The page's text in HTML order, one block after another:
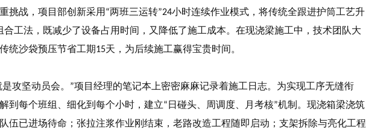
挑战，项目部创新采用 “两班三运转”24小时连续作业模式，将传统全跟进护筒工艺升
合工法，既减少了设备占用时间，又降低了施工成本。在现浇梁施工中，技术团队大
统沙袋预压节省工期15天，为后续施工赢得宝贵时间。
攻坚动员会。 ”项目经理的笔记本上密密麻麻记录着施工日志。为实现工序无缝衔
到每个班组、细化到每个小时，建立“ 日碰头、周调度、月考核”机制。现浇箱梁浇筑
伍已进场待命；张拉注浆作业刚结束，老路改造工程随即启动；支架拆除与亮化工程